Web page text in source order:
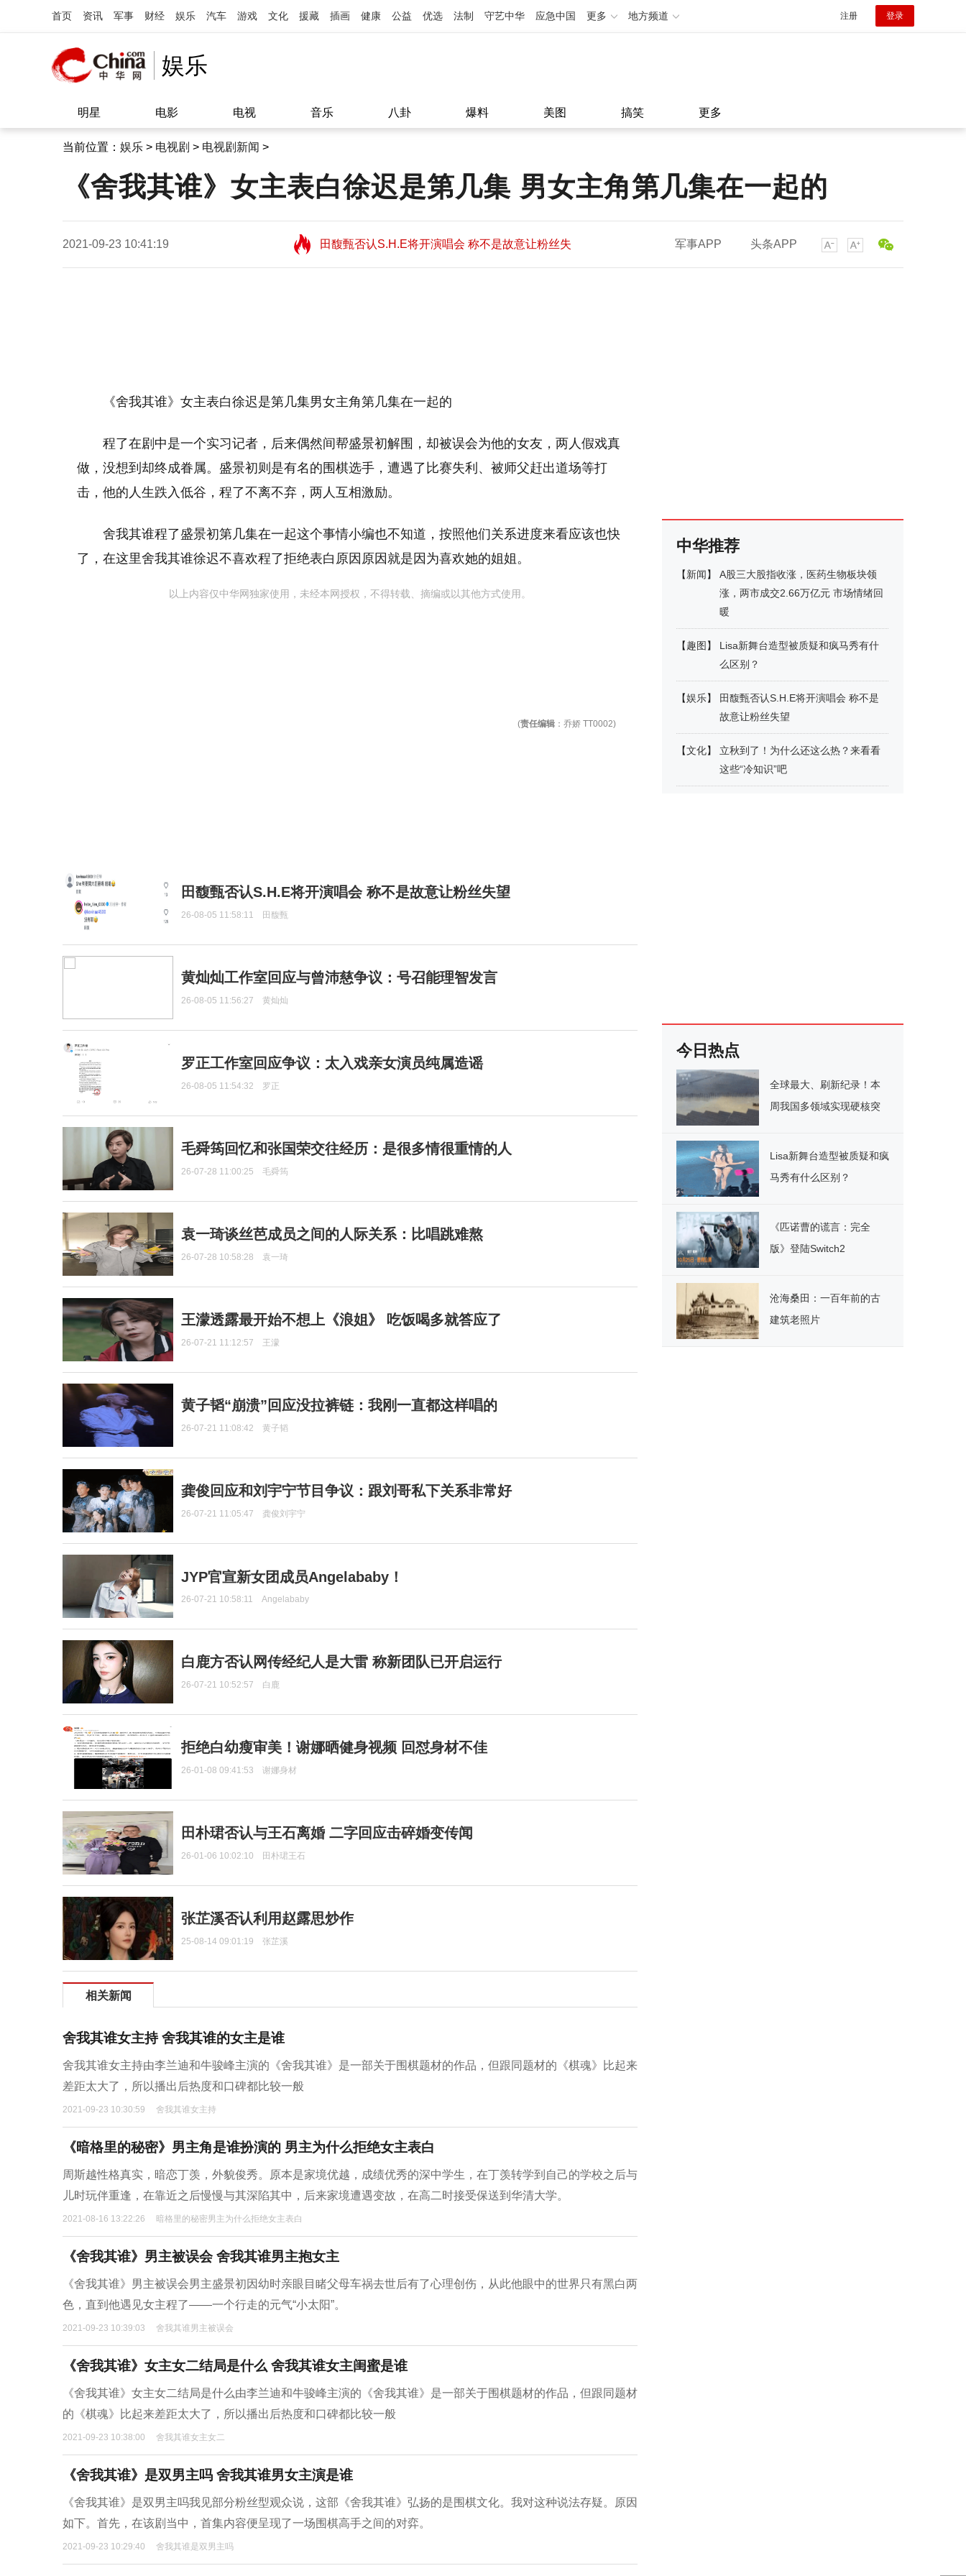
首页 资讯 军事 财经 娱乐 汽车 游戏 文化 援藏 插画 健康 公益 优选 法制 守艺中华 应急中国 更多 地方频道 注册 登录
娱乐
明星 电影 电视 音乐 八卦 爆料 美图 搞笑 更多
当前位置： 娱乐 > 电视剧 > 电视剧新闻 >
《舍我其谁》女主表白徐迟是第几集 男女主角第几集在一起的
2021-09-23 10:41:19
田馥甄否认S.H.E将开演唱会 称不是故意让粉丝失
望11:08
田馥甄否认S.H.E将开演唱会 称不是故意让粉丝失
望11:08
军事APP 头条APP
《舍我其谁》女主表白徐迟是第几集男女主角第几集在一起的
程了在剧中是一个实习记者，后来偶然间帮盛景初解围，却被误会为他的女友，两人假戏真
做，没想到却终成眷属。盛景初则是有名的围棋选手，遭遇了比赛失利、被师父赶出道场等打
击，他的人生跌入低谷，程了不离不弃，两人互相激励。
舍我其谁程了盛景初第几集在一起这个事情小编也不知道，按照他们关系进度来看应该也快
了，在这里舍我其谁徐迟不喜欢程了拒绝表白原因原因就是因为喜欢她的姐姐。
以上内容仅中华网独家使用，未经本网授权，不得转载、摘编或以其他方式使用。
(责任编辑 ：乔娇 TT0002)
田馥甄否认S.H.E将开演唱会 称不是故意让粉丝失望
26-08-05 11:58:11 田馥甄
黄灿灿工作室回应与曾沛慈争议：号召能理智发言
26-08-05 11:56:27 黄灿灿
罗正工作室回应争议：太入戏亲女演员纯属造谣
26-08-05 11:54:32 罗正
毛舜筠回忆和张国荣交往经历：是很多情很重情的人
26-07-28 11:00:25 毛舜筠
袁一琦谈丝芭成员之间的人际关系：比唱跳难熬
26-07-28 10:58:28 袁一琦
王濛透露最开始不想上《浪姐》 吃饭喝多就答应了
26-07-21 11:12:57 王濛
黄子韬“崩溃”回应没拉裤链：我刚一直都这样唱的
26-07-21 11:08:42 黄子韬
龚俊回应和刘宇宁节目争议：跟刘哥私下关系非常好
26-07-21 11:05:47 龚俊刘宇宁
JYP官宣新女团成员Angelababy！
26-07-21 10:58:11 Angelababy
白鹿方否认网传经纪人是大雷 称新团队已开启运行
26-07-21 10:52:57 白鹿
拒绝白幼瘦审美！谢娜晒健身视频 回怼身材不佳
26-01-08 09:41:53 谢娜身材
田朴珺否认与王石离婚 二字回应击碎婚变传闻
26-01-06 10:02:10 田朴珺王石
张芷溪否认利用赵露思炒作
25-08-14 09:01:19 张芷溪
相关新闻
舍我其谁女主持 舍我其谁的女主是谁
舍我其谁女主持由李兰迪和牛骏峰主演的《舍我其谁》是一部关于围棋题材的作品，但跟同题材的《棋魂》比起来
差距太大了，所以播出后热度和口碑都比较一般
2021-09-23 10:30:59 舍我其谁女主持
《暗格里的秘密》男主角是谁扮演的 男主为什么拒绝女主表白
周斯越性格真实，暗恋丁羡，外貌俊秀。原本是家境优越，成绩优秀的深中学生，在丁羡转学到自己的学校之后与
儿时玩伴重逢，在靠近之后慢慢与其深陷其中，后来家境遭遇变故，在高二时接受保送到华清大学。
2021-08-16 13:22:26 暗格里的秘密男主为什么拒绝女主表白
《舍我其谁》男主被误会 舍我其谁男主抱女主
《舍我其谁》男主被误会男主盛景初因幼时亲眼目睹父母车祸去世后有了心理创伤，从此他眼中的世界只有黑白两
色，直到他遇见女主程了——一个行走的元气“小太阳”。
2021-09-23 10:39:03 舍我其谁男主被误会
《舍我其谁》女主女二结局是什么 舍我其谁女主闺蜜是谁
《舍我其谁》女主女二结局是什么由李兰迪和牛骏峰主演的《舍我其谁》是一部关于围棋题材的作品，但跟同题材
的《棋魂》比起来差距太大了，所以播出后热度和口碑都比较一般
2021-09-23 10:38:00 舍我其谁女主女二
《舍我其谁》是双男主吗 舍我其谁男女主演是谁
《舍我其谁》是双男主吗我见部分粉丝型观众说，这部《舍我其谁》弘扬的是围棋文化。我对这种说法存疑。原因
如下。首先，在该剧当中，首集内容便呈现了一场围棋高手之间的对弈。
2021-09-23 10:29:40 舍我其谁是双男主吗
中华推荐
【新闻】
A股三大股指收涨，医药生物板块领
涨，两市成交2.66万亿元 市场情绪回
暖
【趣图 】
Lisa新舞台造型被质疑和疯马秀有什
么区别？
【娱乐】
田馥甄否认S.H.E将开演唱会 称不是
故意让粉丝失望
【文化】
立秋到了！为什么还这么热？来看看
这些“冷知识”吧
今日热点
全球最大、刷新纪录！本
周我国多领域实现硬核突
Lisa新舞台造型被质疑和疯
马秀有什么区别？
《匹诺曹的谎言：完全
版》登陆Switch2
沧海桑田：一百年前的古
建筑老照片